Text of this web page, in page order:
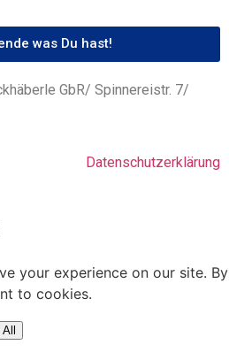
was Du hast!
GbR/ Spinnereistr. 7/
Datenschutzerklärung